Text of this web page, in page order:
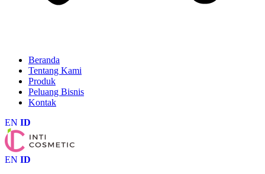
Beranda
Tentang Kami
Produk
Peluang Bisnis
Kontak
EN ID
EN ID